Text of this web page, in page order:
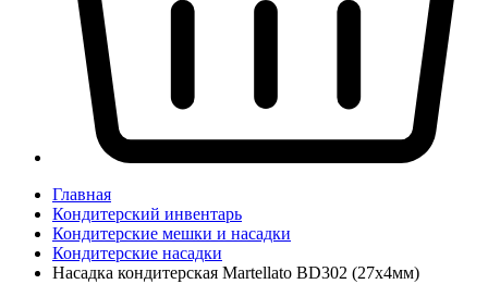
Главная
Кондитерский инвентарь
Кондитерские мешки и насадки
Кондитерские насадки
Насадка кондитерская Martellato BD302 (27х4мм)